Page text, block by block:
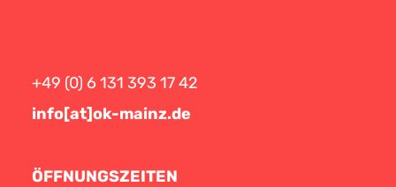
+49 (0) 6 131 393 17 42
info[at]ok-mainz.de
ÖFFNUNGSZEITEN